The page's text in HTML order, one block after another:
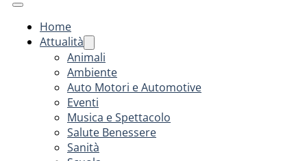
Home
Attualità
Animali
Ambiente
Auto Motori e Automotive
Eventi
Musica e Spettacolo
Salute Benessere
Sanità